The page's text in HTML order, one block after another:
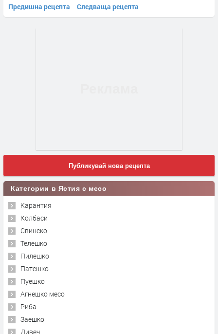
Предишна рецепта Следваща рецепта
Публикувай нова рецепта
Категории в Ястия с месо
Карантия
Колбаси
Свинско
Телешко
Пилешко
Патешко
Пуешко
Агнешко месо
Риба
Заешко
Дивеч